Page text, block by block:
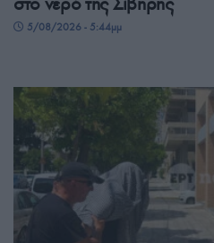
5/08/2026 - 5:44μμ